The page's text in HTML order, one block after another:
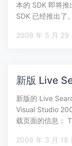
本的 SDK 即将
SDK 已经推出了
新版 Live
新版的 Live
Visual Studio
载页面的信息：